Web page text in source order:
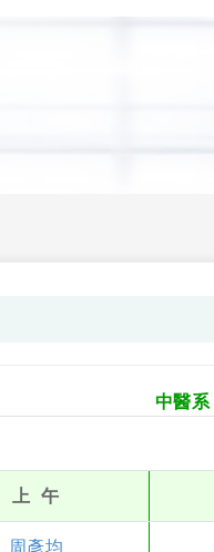
中醫系
上 午
周彥均